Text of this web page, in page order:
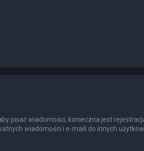
pisać wiadomości, konieczna jest
wiadomości i e-maili do innych